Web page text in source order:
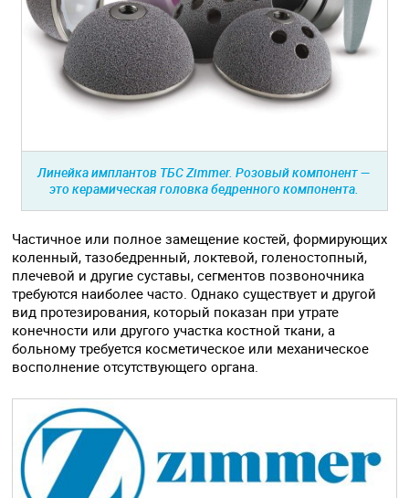
Линейка имплантов ТБС Zimmer. Розовый компонент —
это керамическая головка бедренного компонента.
Частичное или полное замещение костей, формирующих
коленный, тазобедренный, локтевой, голеностопный,
плечевой и другие суставы, сегментов позвоночника
требуются наиболее часто. Однако существует и другой
вид протезирования, который показан при утрате
конечности или другого участка костной ткани, а
больному требуется косметическое или механическое
восполнение отсутствующего органа.